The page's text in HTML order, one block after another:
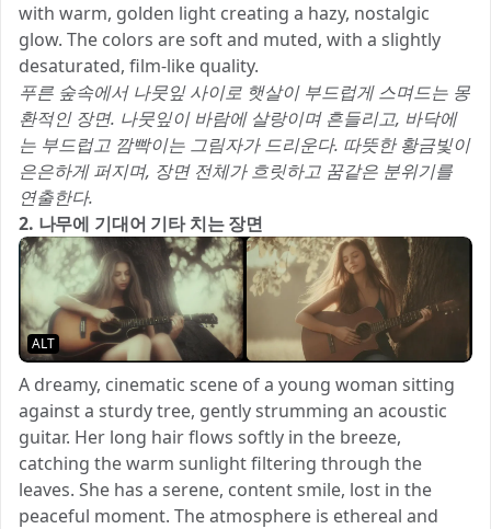
with warm, golden light creating a hazy, nostalgic
glow. The colors are soft and muted, with a slightly
desaturated, film-like quality.
푸른 숲속에서 나뭇잎 사이로 햇살이 부드럽게 스며드는 몽
환적인 장면. 나뭇잎이 바람에 살랑이며 흔들리고, 바닥에
는 부드럽고 깜빡이는 그림자가 드리운다. 따뜻한 황금빛이
은은하게 퍼지며, 장면 전체가 흐릿하고 꿈같은 분위기를
연출한다.
2. 나무에 기대어 기타 치는 장면
ALT
A dreamy, cinematic scene of a young woman sitting
against a sturdy tree, gently strumming an acoustic
guitar. Her long hair flows softly in the breeze,
catching the warm sunlight filtering through the
leaves. She has a serene, content smile, lost in the
peaceful moment. The atmosphere is ethereal and